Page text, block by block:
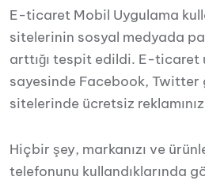
E-ticaret Mobil Uygulama
sitelerinin sosyal medyada
arttığı tespit edildi. E-ticaret
sayesinde Facebook, Twitter
sitelerinde ücretsiz
Hiçbir şey, markanızı ve
telefonunu kullandıklarında